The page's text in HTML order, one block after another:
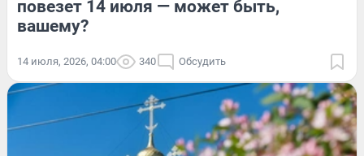
повезет 14 июля — может быть,
вашему?
14 июля, 2026, 04:00 340 Обсудить